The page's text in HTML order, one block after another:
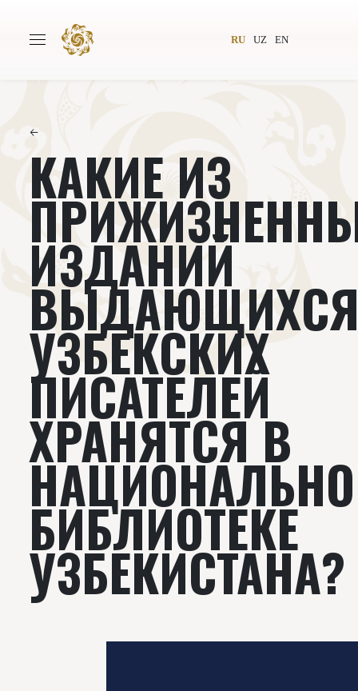
RU UZ EN
Авторы Всемирное общество
Издательство Новости
Проекты Подкасты
Книги Видеолекторий
←
КАКИЕ ИЗ
ИЗДАНИЙ
УЗБЕКСКИХ
ПИСАТЕЛЕЙ
ХРАНЯТСЯ В
БИБЛИОТЕКЕ
УЗБЕКИСТАНА?